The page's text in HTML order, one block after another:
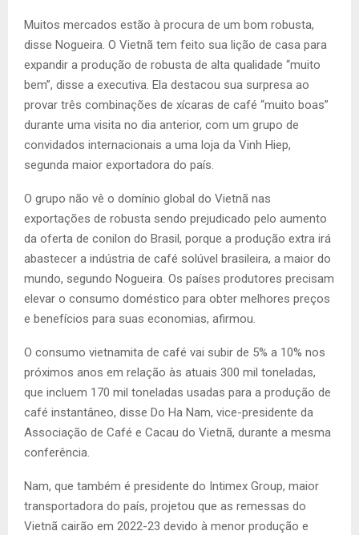
Muitos mercados estão à procura de um bom robusta,
disse Nogueira. O Vietnã tem feito sua lição de casa para
expandir a produção de robusta de alta qualidade “muito
bem”, disse a executiva. Ela destacou sua surpresa ao
provar três combinações de xícaras de café “muito boas”
durante uma visita no dia anterior, com um grupo de
convidados internacionais a uma loja da Vinh Hiep,
segunda maior exportadora do país.
O grupo não vê o domínio global do Vietnã nas
exportações de robusta sendo prejudicado pelo aumento
da oferta de conilon do Brasil, porque a produção extra irá
abastecer a indústria de café solúvel brasileira, a maior do
mundo, segundo Nogueira. Os países produtores precisam
elevar o consumo doméstico para obter melhores preços
e benefícios para suas economias, afirmou.
O consumo vietnamita de café vai subir de 5% a 10% nos
próximos anos em relação às atuais 300 mil toneladas,
que incluem 170 mil toneladas usadas para a produção de
café instantâneo, disse Do Ha Nam, vice-presidente da
Associação de Café e Cacau do Vietnã, durante a mesma
conferência.
Nam, que também é presidente do Intimex Group, maior
transportadora do país, projetou que as remessas do
Vietnã cairão em 2022-23 devido à menor produção e